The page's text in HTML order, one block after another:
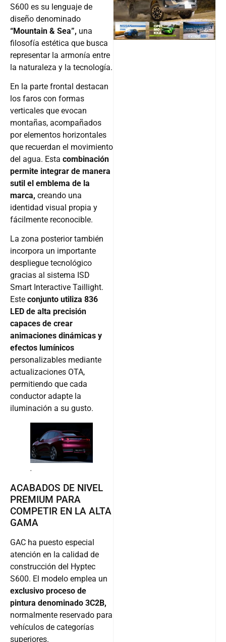
S600 es su lenguaje de
diseño denominado
“Mountain & Sea”, una
filosofía estética que busca
representar la armonía entre
la naturaleza y la tecnología.
En la parte frontal destacan
los faros con formas
verticales que evocan
montañas, acompañados
por elementos horizontales
que recuerdan el movimiento
del agua. Esta combinación
permite integrar de manera
sutil el emblema de la
marca, creando una
identidad visual propia y
fácilmente reconocible.
La zona posterior también
incorpora un importante
despliegue tecnológico
gracias al sistema ISD
Smart Interactive Taillight.
Este conjunto utiliza 836
LED de alta precisión
capaces de crear
animaciones dinámicas y
efectos lumínicos
personalizables mediante
actualizaciones OTA,
permitiendo que cada
conductor adapte la
iluminación a su gusto.
.
ACABADOS DE NIVEL
PREMIUM PARA
COMPETIR EN LA ALTA
GAMA
GAC ha puesto especial
atención en la calidad de
construcción del Hyptec
S600. El modelo emplea un
exclusivo proceso de
pintura denominado 3C2B,
normalmente reservado para
vehículos de categorías
superiores.
Follow